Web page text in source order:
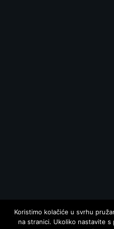
Koristimo kolačiće u svrhu
na stranici. Ukoliko nastavite